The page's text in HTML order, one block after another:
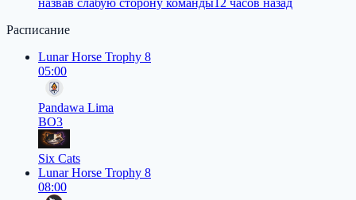
назвав слабую сторону команды12 часов назад
Расписание
Lunar Horse Trophy 8
05:00
Pandawa Lima
BO3
Six Cats
Lunar Horse Trophy 8
08:00